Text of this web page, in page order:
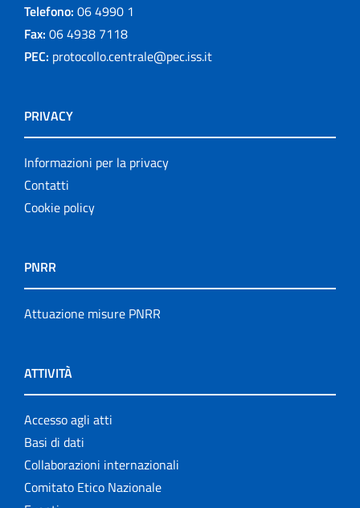
Telefono: 06 4990 1
Fax: 06 4938 7118
PEC: protocollo.centrale@pec.iss.it
PRIVACY
Informazioni per la privacy
Contatti
Cookie policy
PNRR
Attuazione misure PNRR
ATTIVITÀ
Accesso agli atti
Basi di dati
Collaborazioni internazionali
Comitato Etico Nazionale